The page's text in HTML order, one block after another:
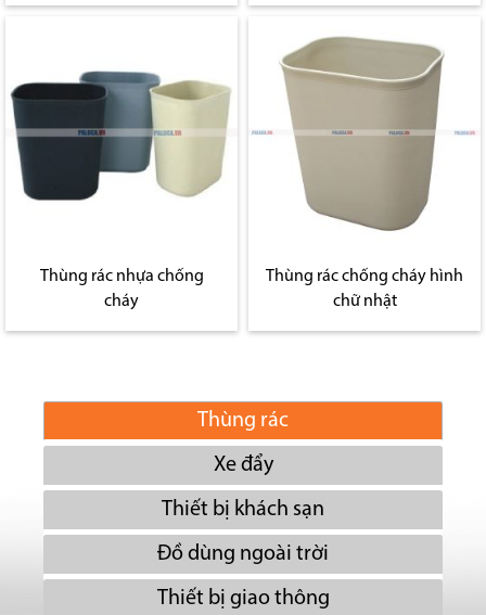
Thùng rác nhựa chống
cháy
Thùng rác chống cháy hình
chữ nhật
Thùng rác
Xe đẩy
Thiết bị khách sạn
Đồ dùng ngoài trời
Thiết bị giao thông